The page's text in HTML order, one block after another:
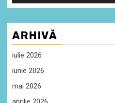
ARHIVĂ
iulie 2026
iunie 2026
mai 2026